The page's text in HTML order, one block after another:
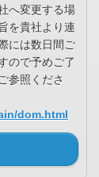
へ変更する場
を貴社より連
には数日間ご
ので予めご了
参照くださ
dom.html